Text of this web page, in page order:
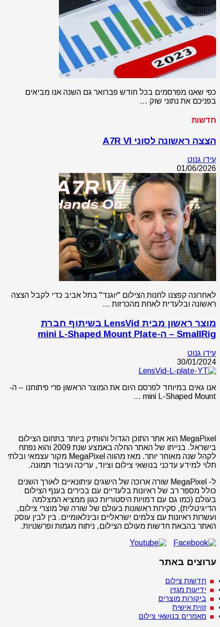
כפי שאנו מפרסמים בכל חודש פברואר גם השנה אנו מביאים
בפניכם את נתוני שוק …
חדשות
הצצה ראשונה לסוני A7R VI
עידו גנוט
01/06/2026
לאחרונה קפצנו לחנות הצילום "יוגנד" בתל אביב כדי לקבל הצצה
ראשונה ובלעדית לאחת מהכרזות …
מוצר ראשון מבית LensVid בשיתוף חברת
SmallRig – ה-mini L-Shaped Mount Plate
עידו גנוט
30/01/2024
אנו גאים במיוחד לפרסם היום את המוצר הראשון פרי פיתוחנו – ה-
mini L-Shaped Mount …
MegaPixel הוא אתר התוכן הגדול והוותיק ביותר בתחום הצילום
בישראל. בנייתו של האתר החלה באמצע שנת 2009 והוא נפתח
לקהל שנה מאוחר יותר. מאז מהווה MegaPixel מקור עצמאי ובלתי
תלוי למידע עדכני בנושאי צילום וציוד, עריכה ועיבוד תמונה.
ל- MegaPixel שורה ארוכה של הישגים עיתונאיים לאורך השנים
כולל מספר רב של ראיונות בלעדיים עם בכירים בענף הצילום
בעולם (כמו גם עם דמויות היסטוריות כגון ממציא המצלמה
הדיגיטלית), סקירות ראשונות בעולם של שורה של מוצרי צילום,
ועשרות ראיונות עם צלמים ישראליים ובינלאומיים. בין לבין עוסק
האתר בהבאת חדשות מעולם הצילום, ניתוח מגמות ופרשנויות.
ערוצים באתר
חדשות צילום
ידיעות מגזין
ביקורות מוצרים
זווית אישית
מאמרים בנושאי צילום